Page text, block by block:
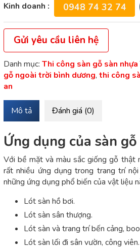
Kinh doanh : 0948 74 32 74
Gửi yêu cầu liên hệ
Danh mục: Thi công sàn gỗ sàn nhựa
gỗ ngoài trời bình dương, thi công
an
Mô tả Đánh giá (0)
Ứng dụng của sàn
Với bề mặt và màu sắc giống gỗ thật
rất nhiều ứng dụng trong trang trí
những ứng dụng phổ biến của vật liệu
Lót sàn hồ bơi.
Lót sàn sân thượng.
Lót sàn và trang trí bến cảng,
Lót sàn lối đi sân vườn, công viên.